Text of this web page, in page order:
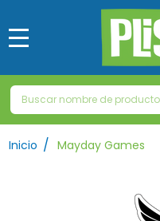
Buscar
Inicio / Mayday Games